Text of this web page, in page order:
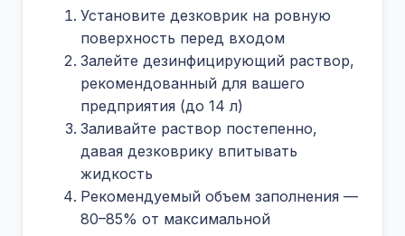
Установите дезковрик на ровную
поверхность перед входом
Залейте дезинфицирующий раствор,
рекомендованный для вашего
предприятия (до 14 л)
Заливайте раствор постепенно,
давая дезковрику впитывать
жидкость
Рекомендуемый объем заполнения —
80–85% от максимальной